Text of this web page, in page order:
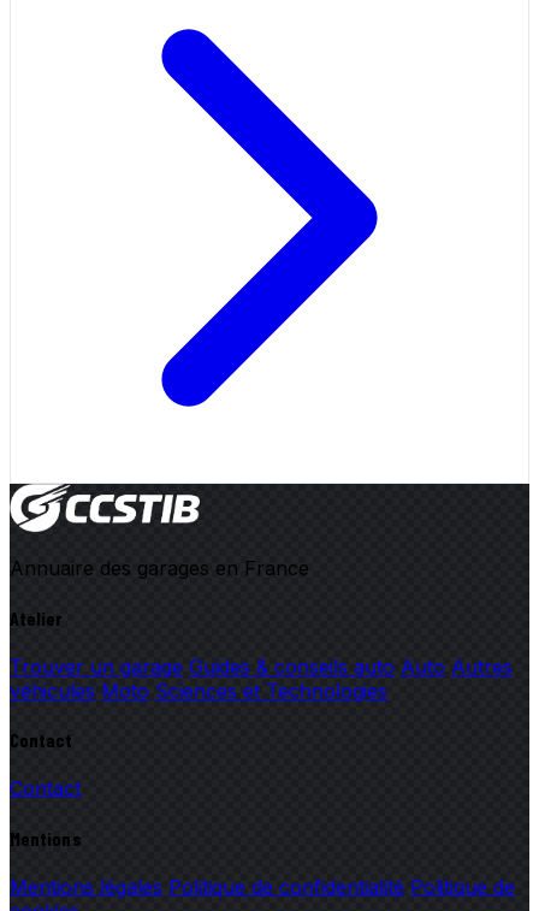
Annuaire des garages en France
Atelier
Trouver un garage Guides & conseils auto Auto Autres
véhicules Moto Sciences et Technologies
Contact
Contact
Mentions
Mentions légales Politique de confidentialité Politique de